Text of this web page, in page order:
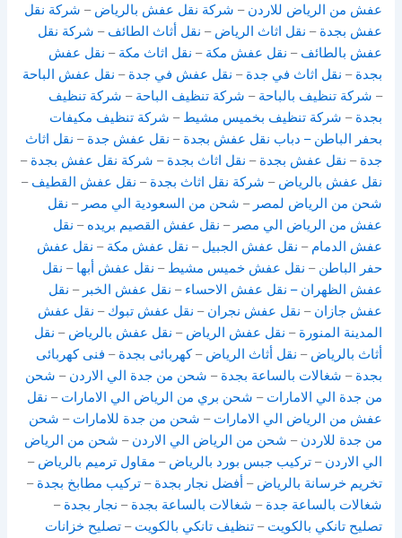
عفش من الرياض للاردن – شركة نقل عفش بالرياض – شركة نقل
عفش بجدة – نقل اثاث الرياض – نقل أثاث الطائف – شركة نقل
عفش بالطائف – نقل عفش مكة – نقل اثاث مكة – نقل عفش
بجدة – نقل اثاث في جدة – نقل عفش في جدة – نقل عفش الباحة
– شركة تنظيف بالباحة – شركة تنظيف الباحة – شركة تنظيف
بجدة – شركة تنظيف بخميس مشيط – شركة تنظيف مكيفات
بحفر الباطن – دباب نقل عفش بجدة – نقل عفش جدة – نقل اثاث
جدة – نقل عفش بجدة – نقل اثاث بجدة – شركة نقل عفش بجدة –
نقل عفش بالرياض – شركة نقل اثاث بجدة – نقل عفش القطيف –
شحن من الرياض لمصر – شحن من السعودية الي مصر – نقل
عفش من الرياض الي مصر – نقل عفش القصيم بريده – نقل
عفش الدمام – نقل عفش الجبيل – نقل عفش مكة – نقل عفش
حفر الباطن – نقل عفش خميس مشيط – نقل عفش أبها – نقل
عفش الظهران – نقل عفش الاحساء – نقل عفش الخبر – نقل
عفش جازان – نقل عفش نجران – نقل عفش تبوك – نقل عفش
المدينة المنورة – نقل عفش الرياض – نقل عفش بالرياض – نقل
أثاث بالرياض – نقل أثاث الرياض –كهربائى بجدة – فنى كهربائى
بجدة – شغالات بالساعة بجدة – شحن من جدة الي الاردن – شحن
من جدة الي الامارات – شحن بري من الرياض الي الامارات – نقل
عفش من الرياض الي الامارات – شحن من جدة للامارات – شحن
من جدة للاردن – شحن من الرياض الي الاردن – شحن من الرياض
الي الاردن –تركيب جبس بورد بالرياض – مقاول ترميم بالرياض –
تخريم خرسانة بالرياض – أفضل نجار بجدة –تركيب مطابخ بجدة –
شغالات بالساعة جدة – شغالات بالساعة بجدة – نجار بجدة –
تصليح تانكي بالكويت –تنظيف تانكي بالكويت –تصليح خزانات